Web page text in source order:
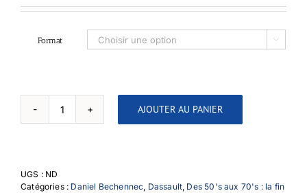
prix :
à
150,00 €
Format 
quantité
de
AJOUTER AU PANIER
UGS : ND
Catégories : Daniel Bechennec, Dassault, Des 50's aux 70's : la fin